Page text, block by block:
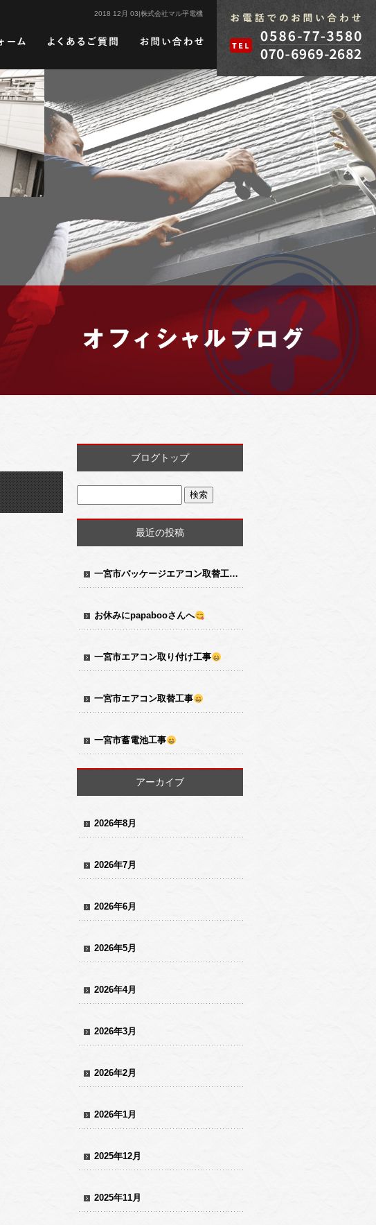
2018 12月 03|株式会社マル平電機
ブログトップ
最近の投稿
一宮市パッケージエアコン取替工事
お休みにpapabooさんへ
一宮市エアコン取り付け工事
一宮市エアコン取替工事
一宮市蓄電池工事
アーカイブ
2026年8月
2026年7月
2026年6月
2026年5月
2026年4月
2026年3月
2026年2月
2026年1月
2025年12月
2025年11月